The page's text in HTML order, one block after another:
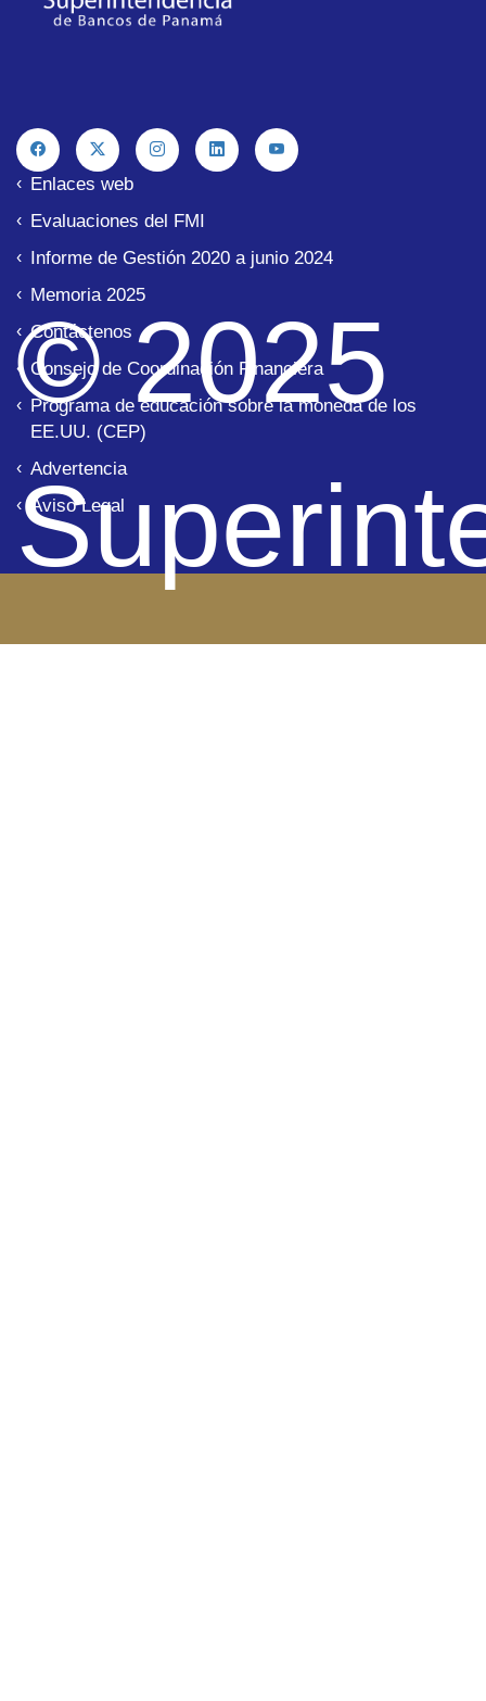
Enlaces web
Evaluaciones del FMI
Informe de Gestión 2020 a junio 2024
Memoria 2025
Contáctenos
Consejo de Coordinación Financiera
Programa de educación sobre la moneda de los
EE.UU. (CEP)
Advertencia
Aviso Legal
© 2025